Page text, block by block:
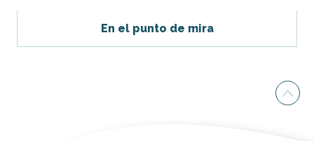
En el punto de mira